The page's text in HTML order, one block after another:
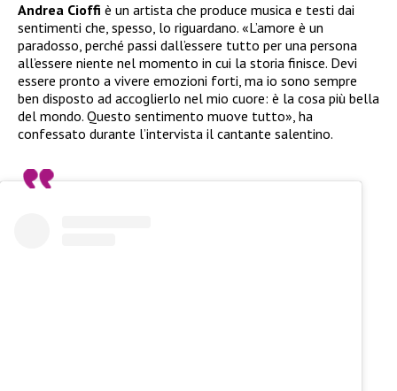
Andrea Cioffi è un artista che produce musica e testi dai
sentimenti che, spesso, lo riguardano. «L’amore è un
paradosso, perché passi dall’essere tutto per una persona
all’essere niente nel momento in cui la storia finisce. Devi
essere pronto a vivere emozioni forti, ma io sono sempre
ben disposto ad accoglierlo nel mio cuore: è la cosa più bella
del mondo. Questo sentimento muove tutto», ha
confessato durante l’intervista il cantante salentino.